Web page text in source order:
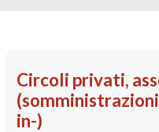
Circoli privati,
in-)